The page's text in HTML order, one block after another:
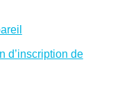
d’inscription de